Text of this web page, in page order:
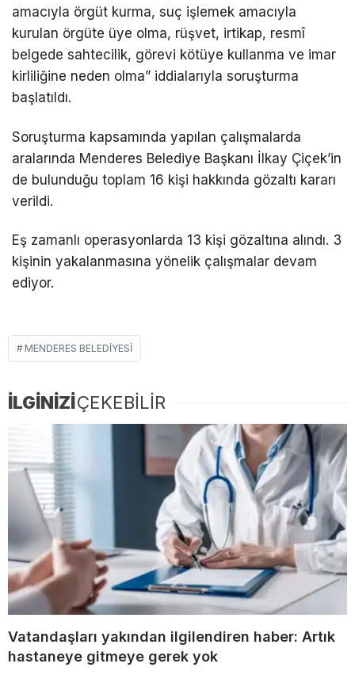
amacıyla örgüt kurma, suç işlemek amacıyla
kurulan örgüte üye olma, rüşvet, irtikap, resmî
belgede sahtecilik, görevi kötüye kullanma ve imar
kirliliğine neden olma” iddialarıyla soruşturma
başlatıldı.
Soruşturma kapsamında yapılan çalışmalarda
aralarında Menderes Belediye Başkanı İlkay Çiçek’in
de bulunduğu toplam 16 kişi hakkında gözaltı kararı
verildi.
Eş zamanlı operasyonlarda 13 kişi gözaltına alındı. 3
kişinin yakalanmasına yönelik çalışmalar devam
ediyor.
MENDERES BELEDIYESI
İLGİNİZİÇEKEBİLİR
Vatandaşları yakından ilgilendiren haber: Artık
hastaneye gitmeye gerek yok